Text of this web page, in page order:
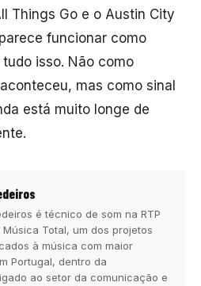
Things Go e o Austin City
funcionar como
isso. Não como
mas como sinal
está muito longe de
é técnico de som na RTP
Total, um dos projetos
à música com maior
Portugal, dentro da
ao setor da comunicação e